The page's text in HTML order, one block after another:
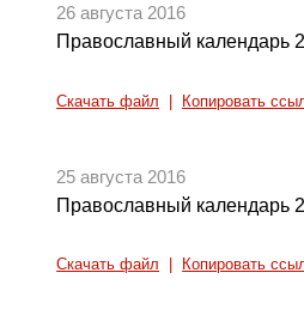
26 августа 2016
Православный календарь
Скачать файл Копировать
25 августа 2016
Православный календарь
Скачать файл Копировать